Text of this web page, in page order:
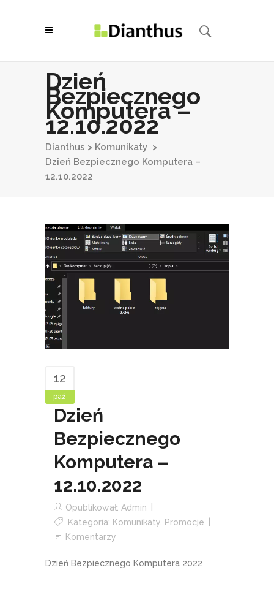
Dzień
Bezpiecznego
Komputera –
12.10.2022
Dianthus > Komunikaty >
Dzień Bezpiecznego Komputera –
12.10.2022
12
paź
Dzień
Bezpiecznego
Komputera –
12.10.2022
Opublikował: Admin
Kategoria: Komunikaty Promocje
Komentarzy
Dzień Bezpiecznego Komputera 2022